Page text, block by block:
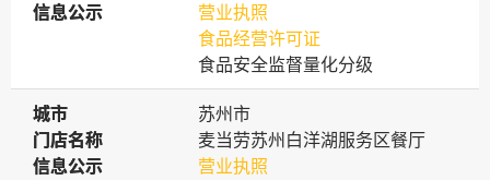
信息公示
信息公示
营业执照
食品经营许可证
食品安全监督量化分级
城市
城市
苏州市
门店名称
门店名称
麦当劳苏州白洋湖服务区餐厅
信息公示
信息公示
营业执照